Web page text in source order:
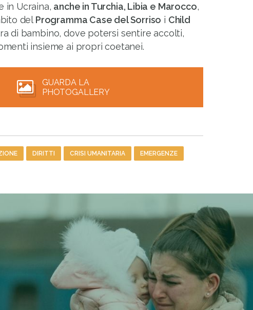
in Ucraina, anche in Turchia, Libia e Marocco,
del Programma Case del Sorriso i Child
di bambino, dove potersi sentire accolti,
insieme ai propri coetanei.
GUARDA LA
PHOTOGALLERY
DIRITTI CRISI UMANITARIA EMERGENZE